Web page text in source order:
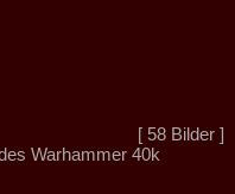
[ 58 Bilder ]
Warhammer 40k